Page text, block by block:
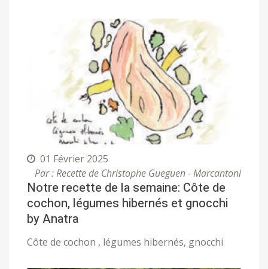
01 Février 2025
Par : Recette de Christophe Gueguen - Marcantoni
Notre recette de la semaine: Côte de
cochon, légumes hibernés et gnocchi
by Anatra
Côte de cochon , légumes hibernés, gnocchi